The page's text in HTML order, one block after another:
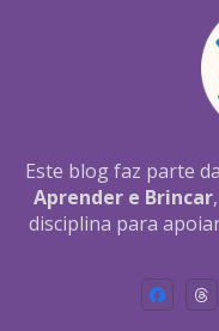
Este blog faz parte
Aprender e Brincar
disciplina para